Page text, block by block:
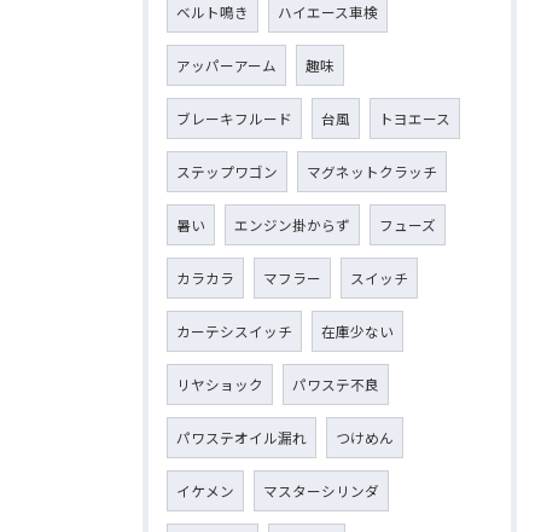
ベルト鳴き ハイエース車検
アッパーアーム 趣味
ブレーキフルード 台風 トヨエース
ステップワゴン マグネットクラッチ
暑い エンジン掛からず フューズ
カラカラ マフラー スイッチ
カーテシスイッチ 在庫少ない
リヤショック パワステ不良
パワステオイル漏れ つけめん
イケメン マスターシリンダ